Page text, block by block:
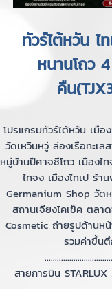
ทัวร์ไต้หวัน ไ
หนานโถว
คืน
โปรแกรมทัวร์ไต้หวัน เมือ
วัดเหวินหวู่ ล่องเรือทะเ
หมู่บ้านปีศาจซีโถว เมืองไ
ไทจง เมืองไทเป ร้า
Germanium Shop วั
สถานเจียงไคเช็ค ตลา
Cosmetic ถ่ายรูปด้านหน้
รวมค่าขึ้น
สายการบิน